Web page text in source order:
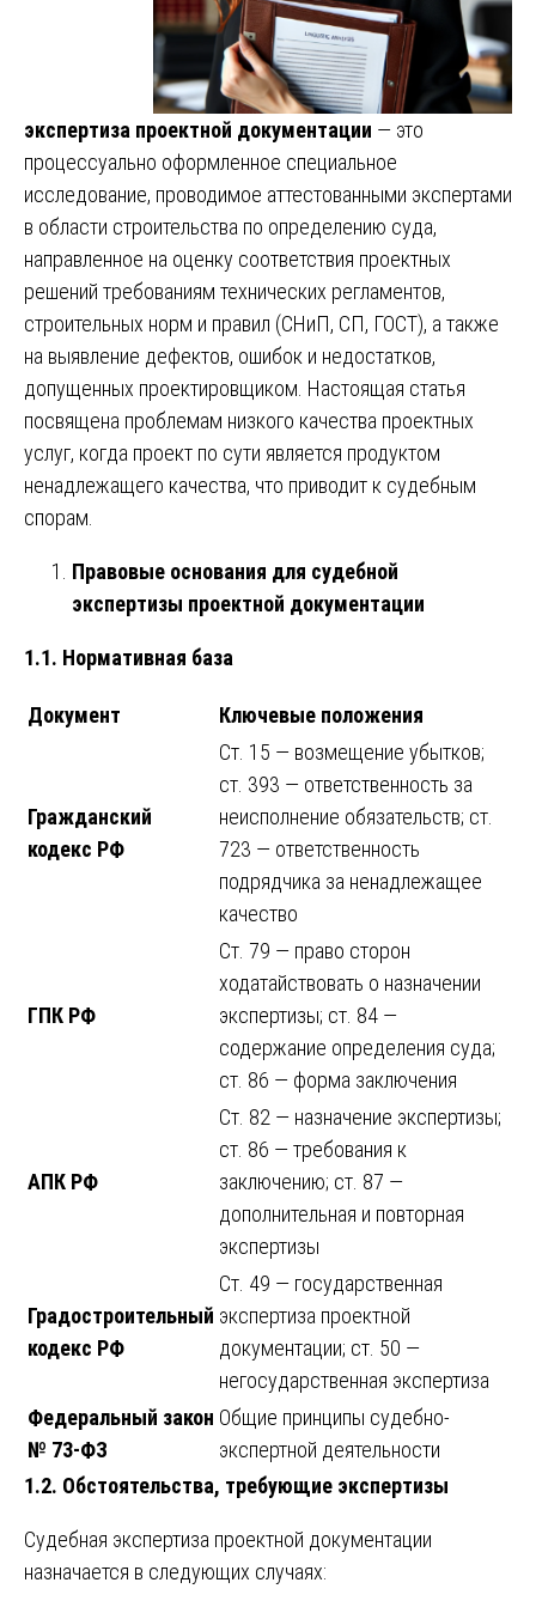
экспертиза проектной документации — это
процессуально оформленное специальное
исследование, проводимое аттестованными экспертами
в области строительства по определению суда,
направленное на оценку соответствия проектных
решений требованиям технических регламентов,
строительных норм и правил (СНиП, СП, ГОСТ), а также
на выявление дефектов, ошибок и недостатков,
допущенных проектировщиком. Настоящая статья
посвящена проблемам низкого качества проектных
услуг, когда проект по сути является продуктом
ненадлежащего качества, что приводит к судебным
спорам.
Правовые основания для судебной
экспертизы проектной документации
1.1. Нормативная база
Документ Ключевые положения
Гражданский
кодекс РФ
Ст. 15 — возмещение убытков;
ст. 393 — ответственность за
неисполнение обязательств; ст.
723 — ответственность
подрядчика за ненадлежащее
качество
ГПК РФ
Ст. 79 — право сторон
ходатайствовать о назначении
экспертизы; ст. 84 —
содержание определения суда;
ст. 86 — форма заключения
АПК РФ
Ст. 82 — назначение экспертизы;
ст. 86 — требования к
заключению; ст. 87 —
дополнительная и повторная
экспертизы
Градостроительный
кодекс РФ
Ст. 49 — государственная
экспертиза проектной
документации; ст. 50 —
негосударственная экспертиза
Федеральный закон
№ 73-ФЗ
Общие принципы судебно-
экспертной деятельности
1.2. Обстоятельства, требующие экспертизы
Судебная экспертиза проектной документации
назначается в следующих случаях: